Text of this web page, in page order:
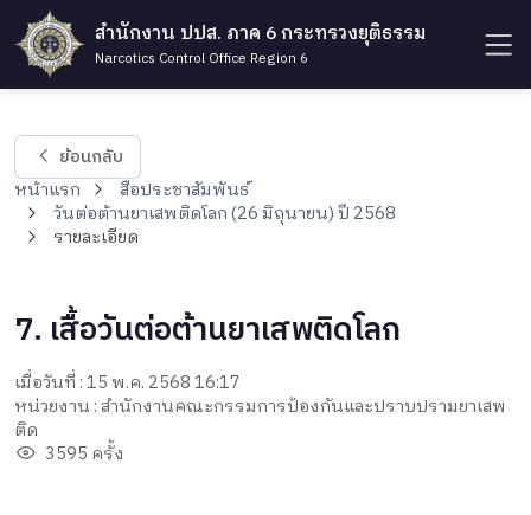
สำนักงาน ปปส. ภาค 6 กระทรวงยุติธรรม
Narcotics Control Office Region 6
ย้อนกลับ
หน้าแรก
สื่อประชาสัมพันธ์
วันต่อต้านยาเสพติดโลก (26 มิถุนายน) ปี 2568
รายละเอียด
7. เสื้อวันต่อต้านยาเสพติดโลก
เมื่อวันที่ : 15 พ.ค. 2568 16:17
หน่วยงาน : สำนักงานคณะกรรมการป้องกันและปราบปรามยาเสพ
ติด
3595 ครั้ง